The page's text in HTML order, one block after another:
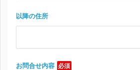
以降の住所
お問合せ内容 必須